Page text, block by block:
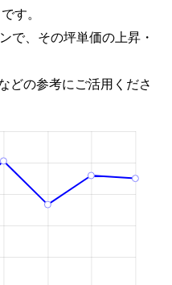
す。
で、その坪単価の上昇・
どの参考にご活用くださ